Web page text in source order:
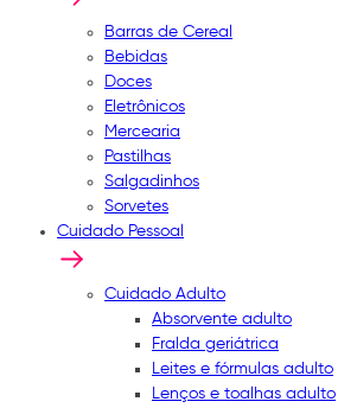
Barras de Cereal
Bebidas
Doces
Eletrônicos
Mercearia
Pastilhas
Salgadinhos
Sorvetes
Cuidado Pessoal
Cuidado Adulto
Absorvente adulto
Fralda geriátrica
Leites e fórmulas adulto
Lenços e toalhas adulto